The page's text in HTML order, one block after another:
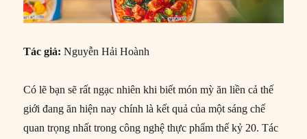
Tác giả:Nguyễn Hải Hoành
Có lẽ bạn sẽ rất ngạc nhiên khi biết món mỳ ăn liền cả thế
giới đang ăn hiện nay chính là kết quả của một sáng chế
quan trọng nhất trong công nghệ thực phẩm thế kỷ 20. Tác